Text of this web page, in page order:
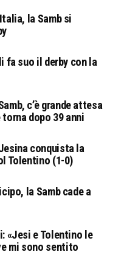
la Samb si
fa suo il derby con la
c’è grande attesa
torna dopo 39 anni
conquista la
Tolentino (1-0)
la Samb cade a
«Jesi e Tolentino le
mi sono sentito